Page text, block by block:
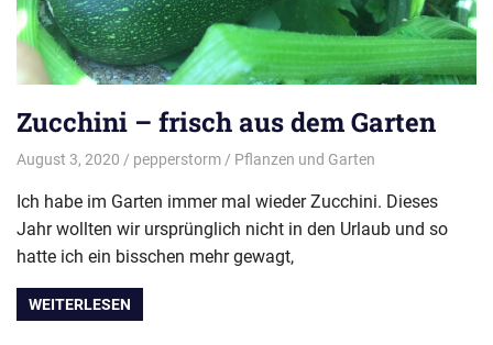
Zucchini – frisch aus dem Garten
August 3, 2020 pepperstorm Pflanzen und Garten
Ich habe im Garten immer mal wieder Zucchini. Dieses
Jahr wollten wir ursprünglich nicht in den Urlaub und so
hatte ich ein bisschen mehr gewagt,
WEITERLESEN